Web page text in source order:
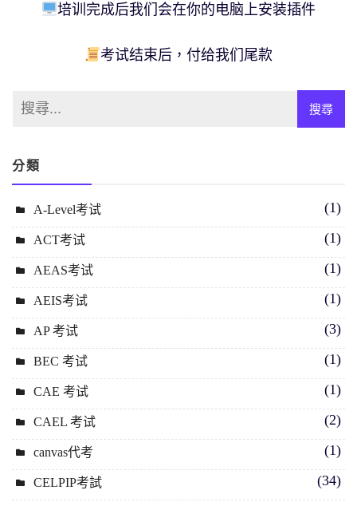
培训完成后我们会在你的电脑上安装插件
考试结束后，付给我们尾款
分類
A-Level考试 (1)
ACT考试 (1)
AEAS考试 (1)
AEIS考试 (1)
AP 考试 (3)
BEC 考试 (1)
CAE 考试 (1)
CAEL 考试 (2)
canvas代考 (1)
CELPIP考試 (34)